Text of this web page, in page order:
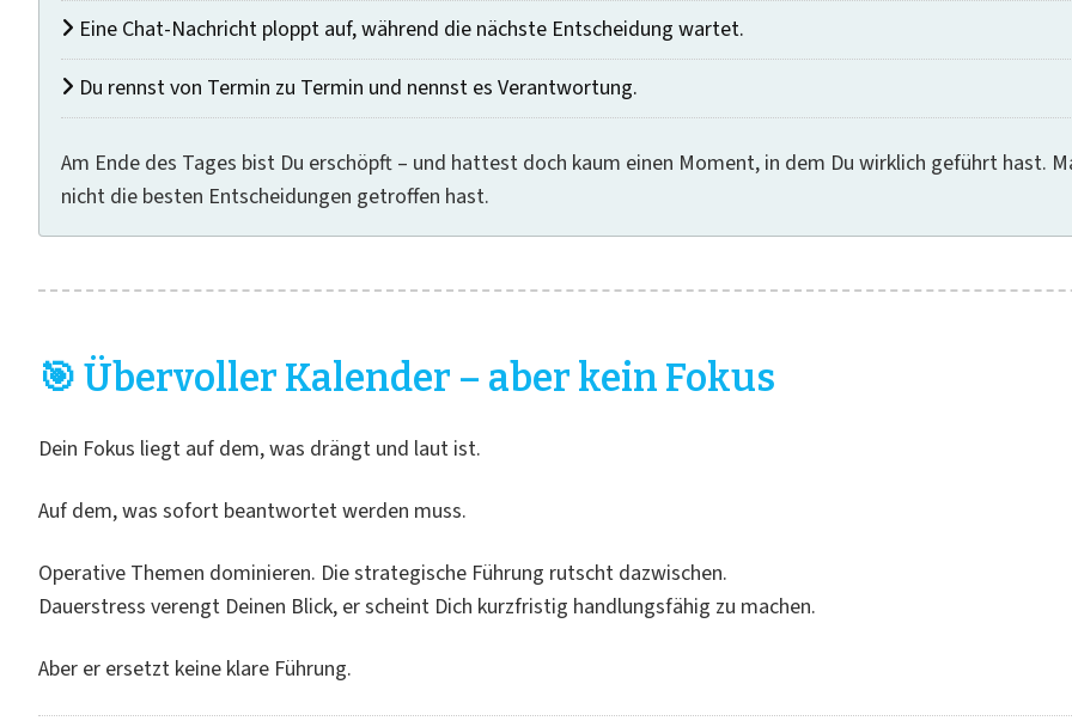
Eine Chat-Nachricht ploppt auf, während die nächste Entscheidung wartet.
Du rennst von Termin zu Termin und nennst es Verantwortung.
Am Ende des Tages bist Du erschöpft – und hattest doch kaum einen Moment, in dem Du wirklich geführt hast.
nicht die besten Entscheidungen getroffen hast.
🎯 Übervoller Kalender – aber kein Fokus
Dein Fokus liegt auf dem, was drängt und laut ist.
Auf dem, was sofort beantwortet werden muss.
Operative Themen dominieren. Die strategische Führung rutscht dazwischen.
Dauerstress verengt Deinen Blick, er scheint Dich kurzfristig handlungsfähig zu machen.
Aber er ersetzt keine klare Führung.